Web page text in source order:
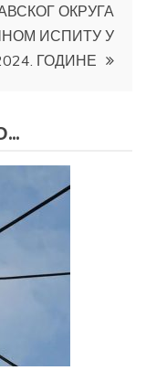
ОКРУГА
ИСПИТУ У
ГОДИНЕ